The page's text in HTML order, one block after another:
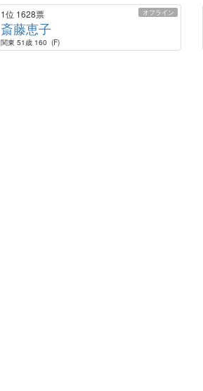
オフライン
1位 1628票
斎藤恵子
関東 51歳 160 (F)